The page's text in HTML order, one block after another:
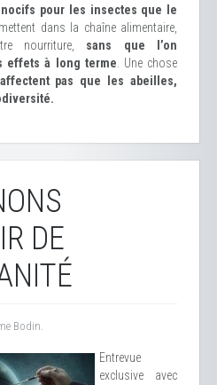
pour les insectes que le
dans la chaîne alimentaire,
nourriture, sans que l’on
effets à long terme . Une chose
pas que les abeilles,
DE
Bodin.
Entrevue
exclusive avec